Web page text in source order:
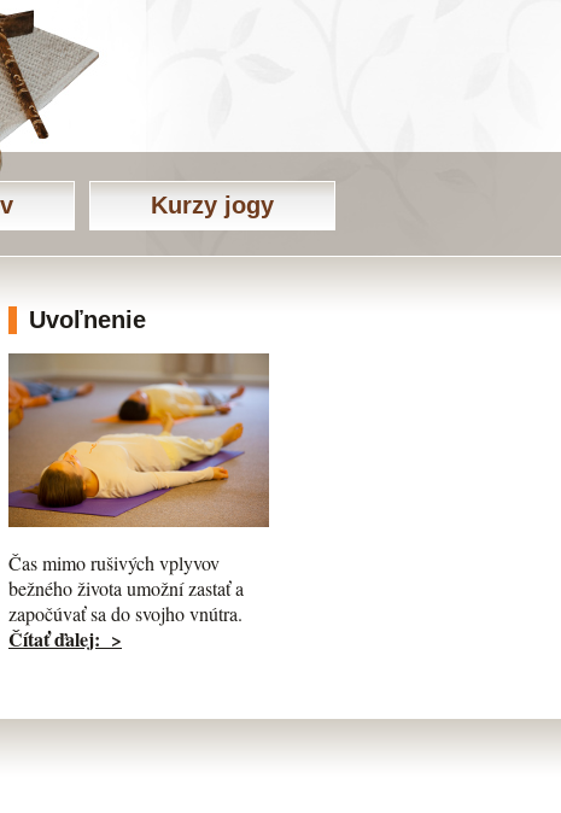
Kurzy jogy
Uvoľnenie
Čas mimo rušivých vplyvov
bežného života umožní zastať a
započúvať sa do svojho vnútra.
Čítať ďalej: >